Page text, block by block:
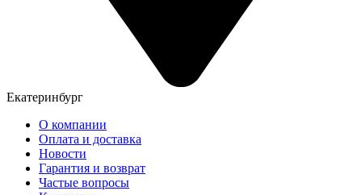
Екатеринбург
О компании
Оплата и доставка
Новости
Гарантия и возврат
Частые вопросы